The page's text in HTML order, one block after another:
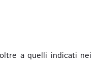
a quelli indicati nei